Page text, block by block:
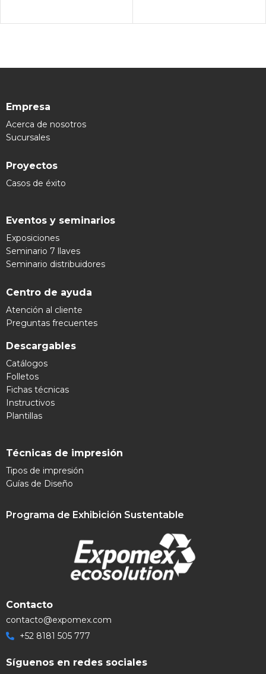
Empresa
Acerca de nosotros
Sucursales
Proyectos
Casos de éxito
Eventos y seminarios
Exposiciones
Seminario 7 llaves
Seminario distribuidores
Centro de ayuda
Atención al cliente
Preguntas frecuentes
Descargables
Catálogos
Folletos
Fichas técnicas
Instructivos
Plantillas
Técnicas de impresión
Tipos de impresión
Guías de Diseño
Programa de Exhibición Sustentable
Contacto
contacto@expomex.com
+52 8181 505 777
Síguenos en redes sociales